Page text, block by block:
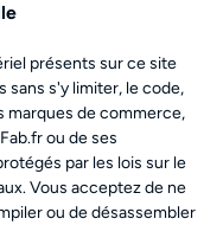
présents sur ce site
sans s'y limiter, le code,
marques de commerce,
ou de ses
par les lois sur le
Vous acceptez de ne
ou de désassembler